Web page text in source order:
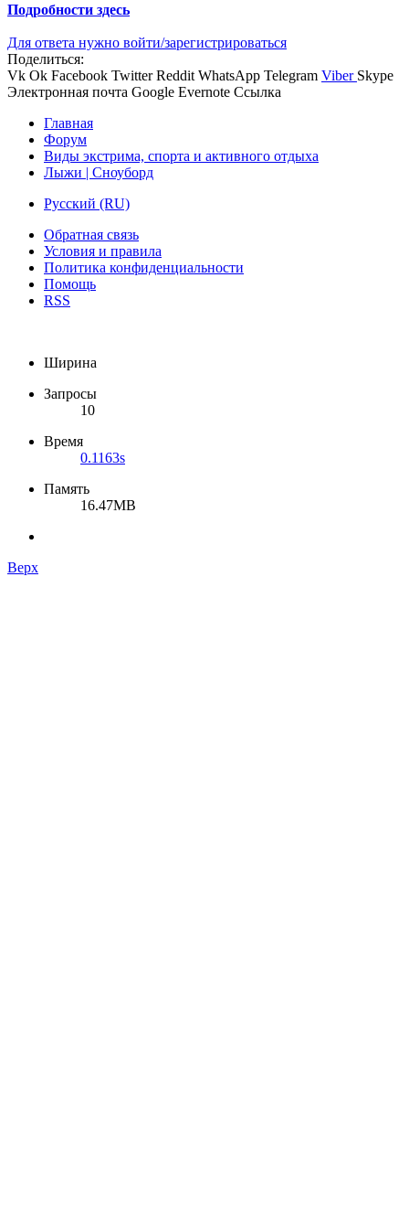
Подробности здесь
Для ответа нужно войти/зарегистрироваться
Поделиться:
Vk Ok Facebook Twitter Reddit WhatsApp Telegram Viber Skype
Электронная почта Google Evernote Ссылка
Главная
Форум
Виды экстрима, спорта и активного отдыха
Лыжи | Сноуборд
Русский (RU)
Обратная связь
Условия и правила
Политика конфиденциальности
Помощь
RSS
Ширина
Запросы
10
Время
0.1163s
Память
16.47MB
Верх